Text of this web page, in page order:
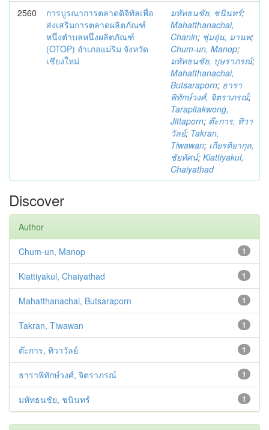
2560
การบูรณาการตลาดดิจิทัลเพื่อ
ส่งเสริมการตลาดผลิตภัณฑ์
หนึ่งตำบลหนึ่งผลิตภัณฑ์
(OTOP) อำเภอแม่ริม จังหวัด
เชียงใหม่
มหัทธนชัย, ชนินทร์;
Mahatthanachai,
Chanin; ชุ่มอุ่น, มานพ;
Chum-un, Manop;
มหัทธนชัย, บุษราภรณ์;
Mahatthanachai,
Butsaraporn; ธารา
พิทักษ์วงศ์, จิตราภรณ์;
Tarapitakwong,
Jittaporn; ต๊ะการ, ทิวา
วัลย์; Takran,
Tiwawan; เกียรติยากุล,
ชัยทัศน์; Kiattiyakul,
Chaiyathad
Discover
Author
1
Chum-un, Manop
1
Kiattiyakul, Chaiyathad
1
Mahatthanachai, Butsaraporn
1
Takran, Tiwawan
1
ต๊ะการ, ทิวาวัลย์
1
ธาราพิทักษ์วงศ์, จิตราภรณ์
1
มหัทธนชัย, ชนินทร์